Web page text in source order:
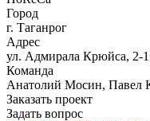
Город
г. Таганрог
Адрес
ул. Адмирала Крюйса, 2-
Команда
Анатолий Мосин, Павел
Заказать проект
Задать вопрос